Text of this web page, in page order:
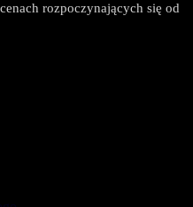
rozpoczynających się od